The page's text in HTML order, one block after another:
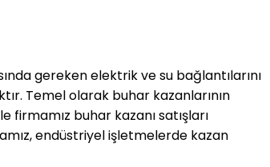
gereken elektrik ve su bağlantılarını
Temel olarak buhar kazanlarının
firmamız buhar kazanı satışları
endüstriyel işletmelerde kazan